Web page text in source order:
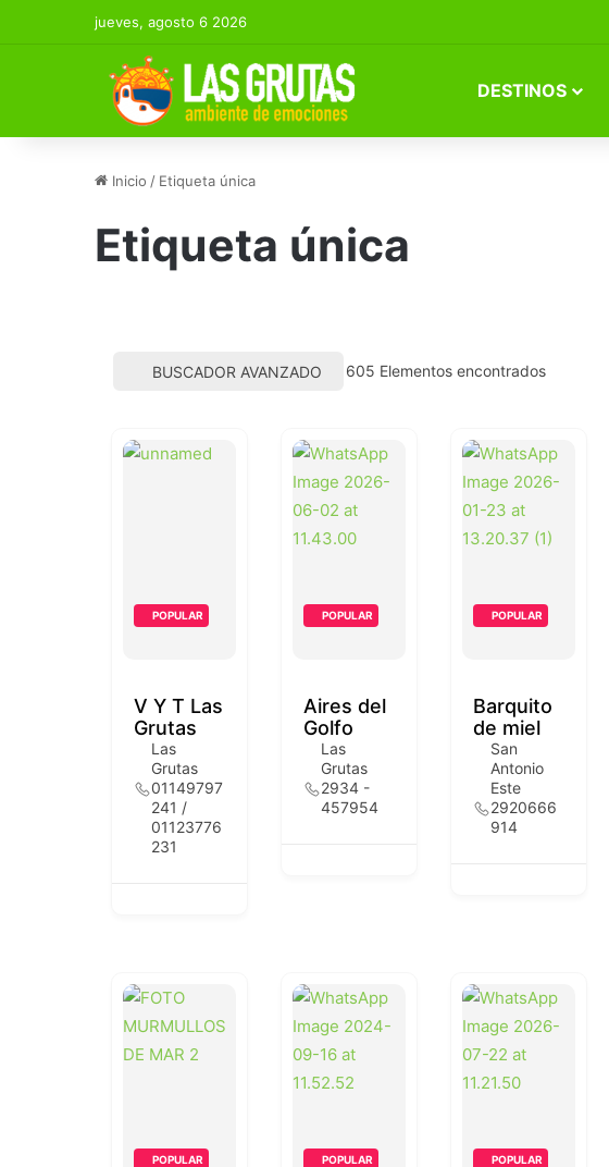
jueves, agosto 6 2026
DESTINOS
Inicio / Etiqueta única
Etiqueta única
BUSCADOR AVANZADO 605 Elementos encontrados
POPULAR
V Y T Las
Grutas
Las
Grutas
01149797
241 /
01123776
231
POPULAR
Aires del
Golfo
Las
Grutas
2934 -
457954
POPULAR
Barquito
de miel
San
Antonio
Este
2920666
914
POPULAR POPULAR POPULAR